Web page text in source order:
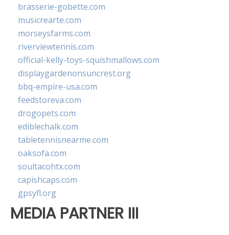
brasserie-gobette.com
musicrearte.com
morseysfarms.com
riverviewtennis.com
official-kelly-toys-squishmallows.com
displaygardenonsuncrest.org
bbq-empire-usa.com
feedstoreva.com
drogopets.com
ediblechalk.com
tabletennisnearme.com
oaksofa.com
soultacohtx.com
capishcaps.com
gpsyfl.org
MEDIA PARTNER III